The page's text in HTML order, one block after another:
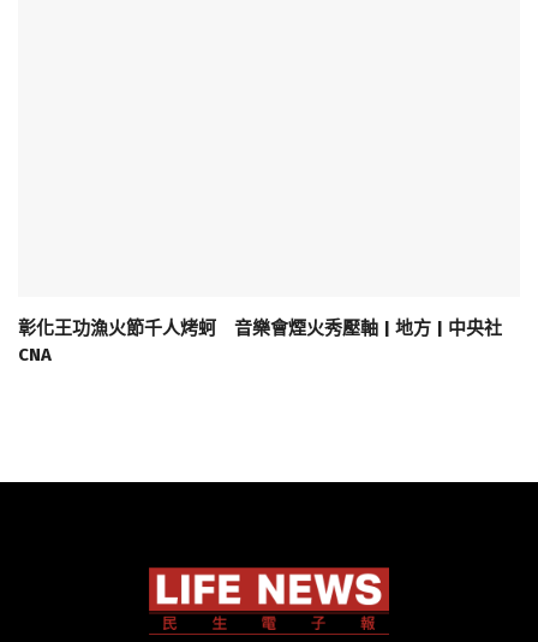
彰化王功漁火節千人烤蚵 音樂會煙火秀壓軸 | 地方 | 中央社
CNA